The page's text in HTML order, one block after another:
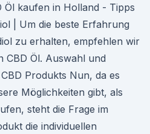
Öl kaufen in Holland - Tipps
| Um die beste Erfahrung
zu erhalten, empfehlen wir
CBD Öl. Auswahl und
Produkts Nun, da es
Möglichkeiten gibt, als
steht die Frage im
die individuellen